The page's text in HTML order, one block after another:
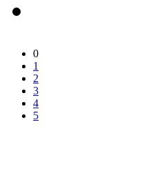
0
1
2
3
4
5